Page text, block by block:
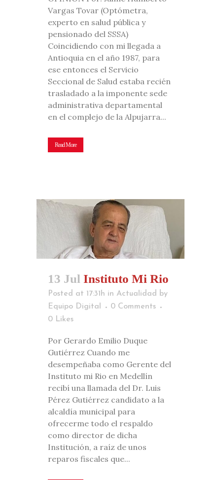
Vargas Tovar (Optómetra,
experto en salud pública y
pensionado del SSSA)
Coincidiendo con mi llegada a
Antioquia en el año 1987, para
ese entonces el Servicio
Seccional de Salud estaba recién
trasladado a la imponente sede
administrativa departamental
en el complejo de la Alpujarra...
Read More
13 Jul Instituto Mi Rio
Posted at 17:31h in Actualidad by
Equipo Digital
0 Comments
0 Likes
Por Gerardo Emilio Duque
Gutiérrez Cuando me
desempeñaba como Gerente del
Instituto mi Rio en Medellín
recibí una llamada del Dr. Luis
Pérez Gutiérrez candidato a la
alcaldía municipal para
ofrecerme todo el respaldo
como director de dicha
Institución, a raíz de unos
reparos fiscales que...